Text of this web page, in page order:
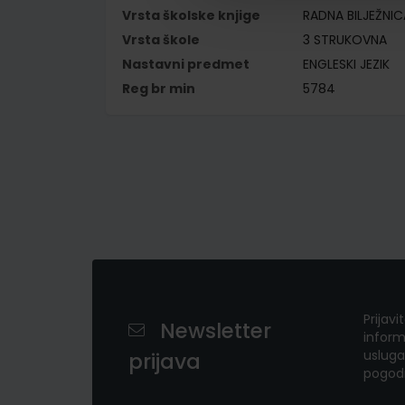
Vrsta školske knjige
RADNA
Vrsta škole
3 STRUKOVNA
Nastavni predmet
ENGLESKI JEZIK
Reg br min
5784
Newsletter
prijava